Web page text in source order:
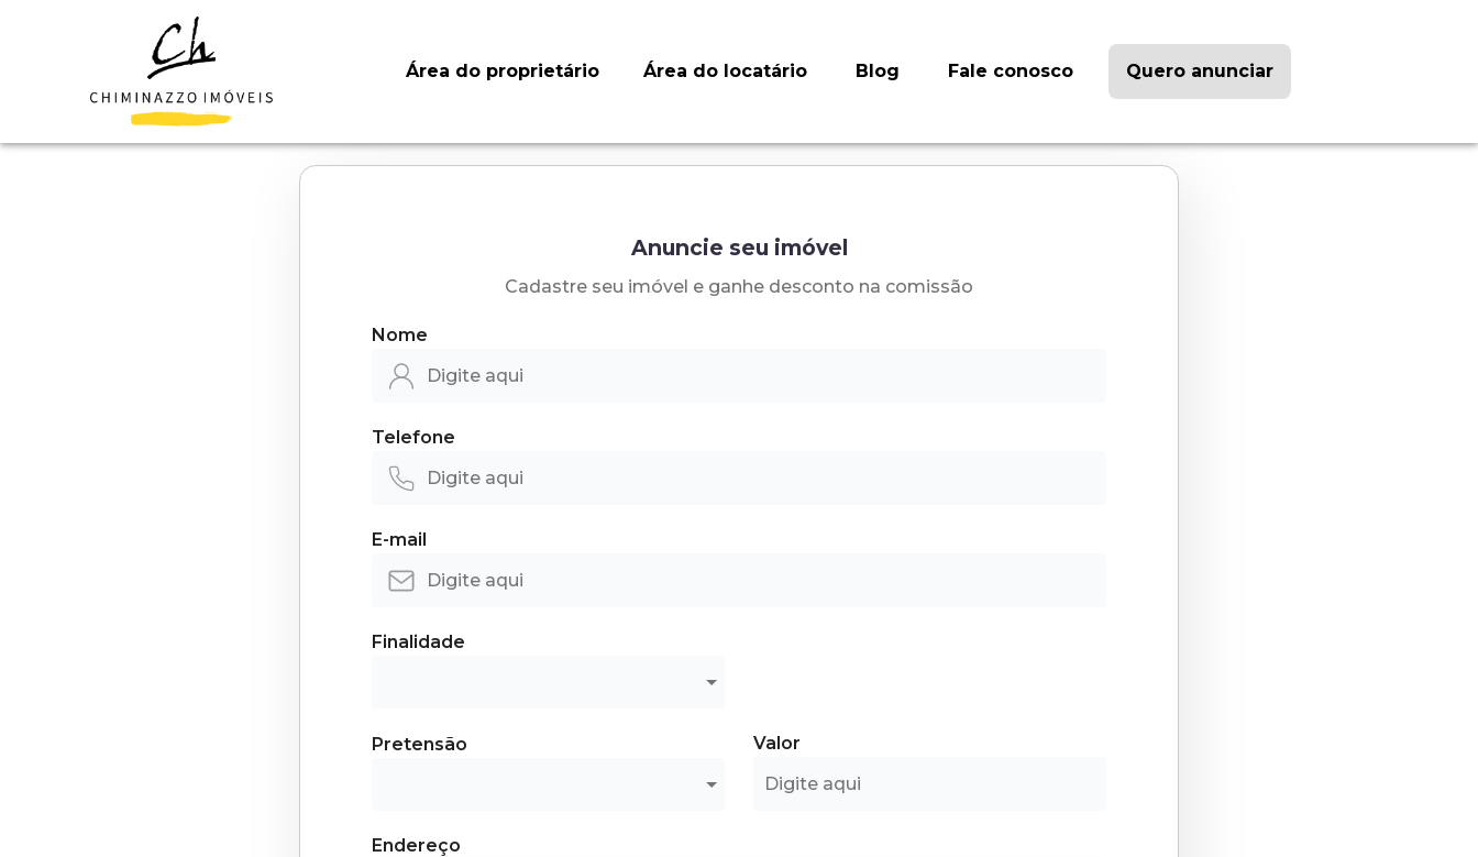
Área do proprietário Área do locatário Blog Fale conosco Quero anunciar
Anuncie seu imóvel
Cadastre seu imóvel e ganhe desconto na comissão
Nome
Telefone
E-mail
Finalidade
Pretensão Valor
Endereço